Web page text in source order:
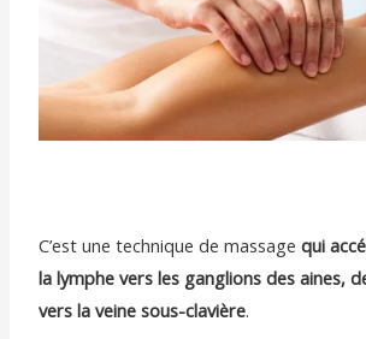
C’est une technique de massagequi
la lymphe vers les ganglions des aines,
vers la veine sous-clavière.